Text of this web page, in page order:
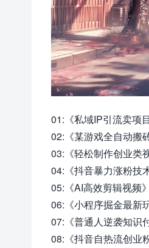
01:《私域IP引流卖项目
02:《某游戏全自动搬
03:《轻松制作创业类
04:《抖音暴力涨粉技
05:《AI高效剪辑视频》
06:《小程序掘金最新
07:《普通人逆袭知识
08:《抖音自热流创业